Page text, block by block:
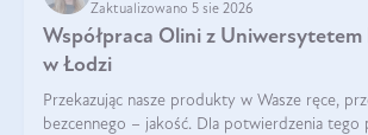
Zaktualizowano 5 sie 2026
Współpraca Olini z Uniwersytetem
w Łodzi
Przekazując nasze produkty w Wasze ręce,
bezcennego – jakość. Dla potwierdzenia tego